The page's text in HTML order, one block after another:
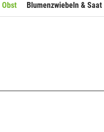
Obst Blumenzwiebeln & Saat